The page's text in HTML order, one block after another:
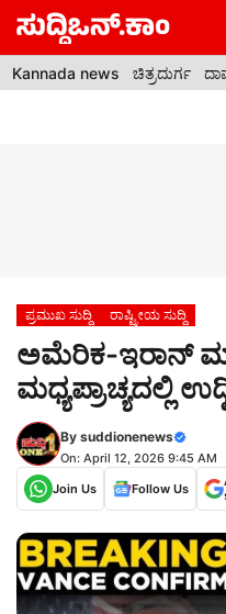
Skip
content
Kannada news ಚಿತ್ರದುರ್ಗ
ಪ್ರಮುಖ ಸುದ್ದಿ ರಾಷ್ಟ್ರೀಯ ಸುದ್ದಿ
ಅಮೆರಿಕ-ಇರಾನ್
ಮಧ್ಯಪ್ರಾಚ್ಯದಲ್ಲಿ
By suddionenews
On: April 12, 2026 9:45 AM
Join Us
Follow Us